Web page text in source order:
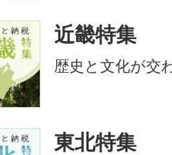
近畿特集
歴史と文化が交
東北特集